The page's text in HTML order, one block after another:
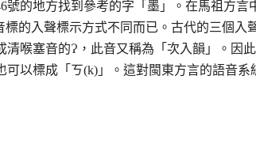
號的地方找到參考的字「墨」。在馬祖方言
的入聲標示方式不同而已。古代的三個入
喉塞音的Ɂ，此音又稱為「次入韻」。因
可以標成「ㄎ(k)」。這對閩東方言的語音系